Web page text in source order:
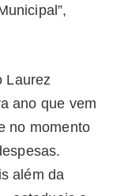
Laurez
ano que vem
no momento
além da